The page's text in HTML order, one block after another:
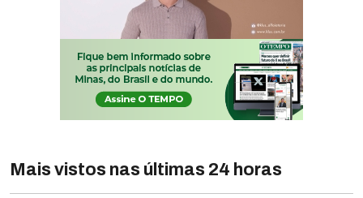
Mais vistos nas últimas 24 horas